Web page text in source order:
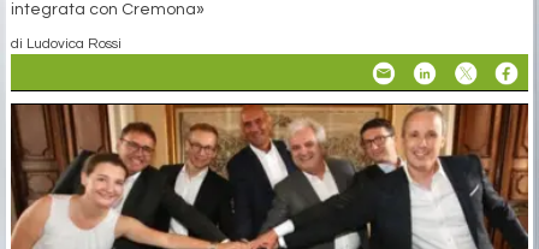
integrata con Cremona»
di Ludovica Rossi